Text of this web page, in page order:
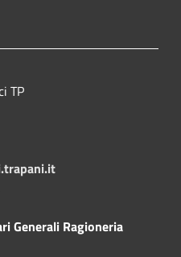
TP
Generali Ragioneria